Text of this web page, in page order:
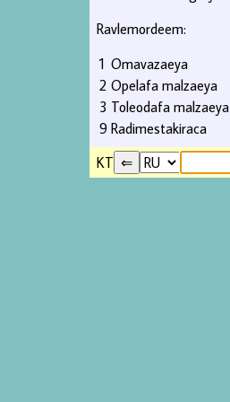
Ravlemordeem:
1 Omavazaeya
2 Opelafa malzaeya
3 Toleodafa malzaeya
9 Radimestakiraca
KT